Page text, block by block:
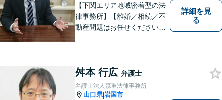
【下関エリア地域密着型の法
律事務所】【離婚／相続／不
動産問題はお任せください】
りの声を大切にし、適切な解
決方法をご提案いたします。
詳細を見
る
舛本 行広 弁護士
弁護士法人森重法律事務所
山口県|岩国市